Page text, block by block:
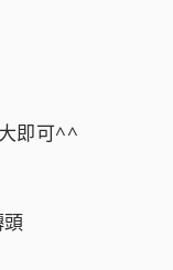
即可^^